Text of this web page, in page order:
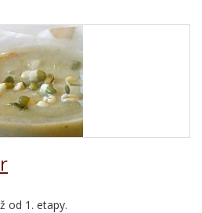
od 1. etapy.